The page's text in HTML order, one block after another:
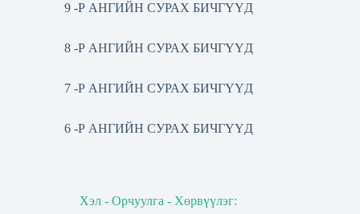
9 -Р АНГИЙН СУРАХ БИЧГҮҮД
8 -Р АНГИЙН СУРАХ БИЧГҮҮД
7 -Р АНГИЙН СУРАХ БИЧГҮҮД
6 -Р АНГИЙН СУРАХ БИЧГҮҮД
Хэл - Орчуулга - Хөрвүүлэг: